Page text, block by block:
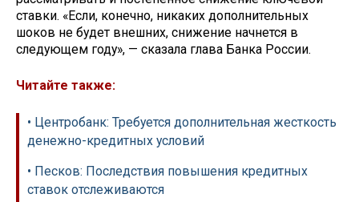
ставки. «Если, конечно, никаких дополнительных
шоков не будет внешних, снижение начнется в
следующем году», — сказала глава Банка России.
Читайте также:
• Центробанк: Требуется дополнительная жесткость
денежно-кредитных условий
• Песков: Последствия повышения кредитных
ставок отслеживаются